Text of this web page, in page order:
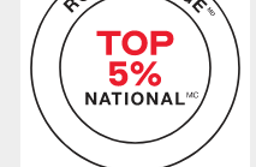
communiquer avec vous.